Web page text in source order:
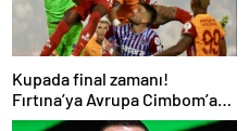
Kupada final zamanı!
Fırtına’ya Avrupa Cimbom’a
prova